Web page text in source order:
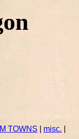
TOWNS| misc.